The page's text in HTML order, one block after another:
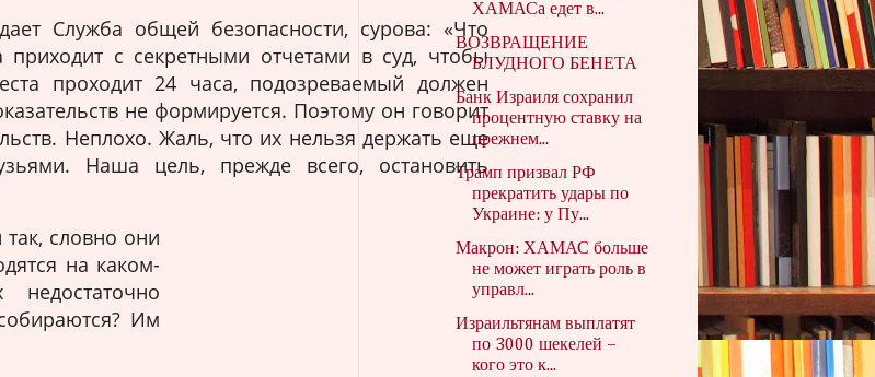
Служба общей безопасности, сурова: «Что
с секретными отчетами в суд, чтобы
проходит 24 часа, подозреваемый должен
не формируется. Поэтому он говорит
Неплохо. Жаль, что их нельзя держать еще
Наша цель, прежде всего, остановить
словно они
на каком-
Им
ХАМАСа едет в...
ВОЗВРАЩЕНИЕ
БЛУДНОГО БЕНЕТА
Банк Израиля сохранил
процентную ставку на
прежнем...
Трамп призвал РФ
прекратить удары по
Украине: у Пу...
Макрон: ХАМАС больше
не может играть роль в
управл...
Израильтянам выплатят
по 3000 шекелей –
кого это к...